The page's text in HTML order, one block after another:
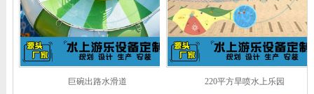
巨碗出路水滑道 220平方旱喷水上乐园